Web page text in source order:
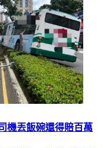
機丟飯碗還得賠百萬